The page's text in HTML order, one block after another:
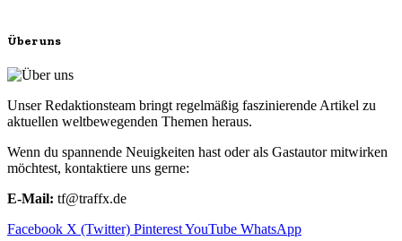
Über uns
Unser Redaktionsteam bringt regelmäßig faszinierende Artikel zu
aktuellen weltbewegenden Themen heraus.
Wenn du spannende Neuigkeiten hast oder als Gastautor mitwirken
möchtest, kontaktiere uns gerne:
E-Mail: tf@traffx.de
Facebook X (Twitter) PinterestYouTube WhatsApp